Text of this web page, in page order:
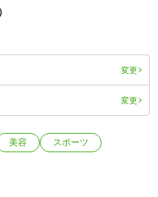
変更
変更
美容
スポーツ